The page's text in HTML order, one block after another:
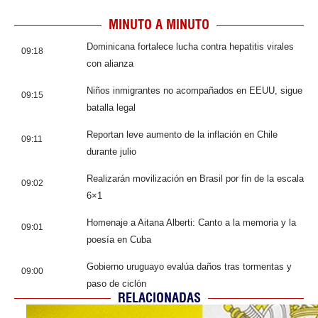
MINUTO A MINUTO
09:18
Dominicana fortalece lucha contra hepatitis virales
con alianza
09:15
Niños inmigrantes no acompañados en EEUU, sigue
batalla legal
09:11
Reportan leve aumento de la inflación en Chile
durante julio
09:02
Realizarán movilización en Brasil por fin de la escala
6×1
09:01
Homenaje a Aitana Alberti: Canto a la memoria y la
poesía en Cuba
09:00
Gobierno uruguayo evalúa daños tras tormentas y
paso de ciclón
RELACIONADAS